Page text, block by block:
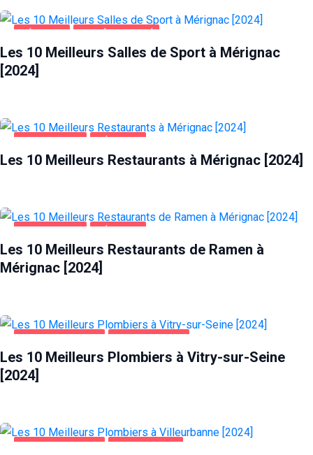
MÉRIGNAC SANTÉ ET BEAUTÉ
Les 10 Meilleurs Salles de Sport à Mérignac
[2024]
ALIMENTATION MÉRIGNAC
Les 10 Meilleurs Restaurants à Mérignac [2024]
ALIMENTATION MÉRIGNAC
Les 10 Meilleurs Restaurants de Ramen à
Mérignac [2024]
MAISON ET JARDIN VITRY-SUR-SEINE
Les 10 Meilleurs Plombiers à Vitry-sur-Seine
[2024]
MAISON ET JARDIN VILLEURBANNE